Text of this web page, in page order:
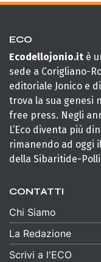
ECO
Ecodellojonio.it è
sede a Corigliano-
editoriale Jonico e
trova la sua genesi
free press. Negli
L’Eco diventa più
rimanendo ad oggi
della Sibaritide-
CONTATTI
Chi Siamo
La Redazione
Scrivi a l'ECO